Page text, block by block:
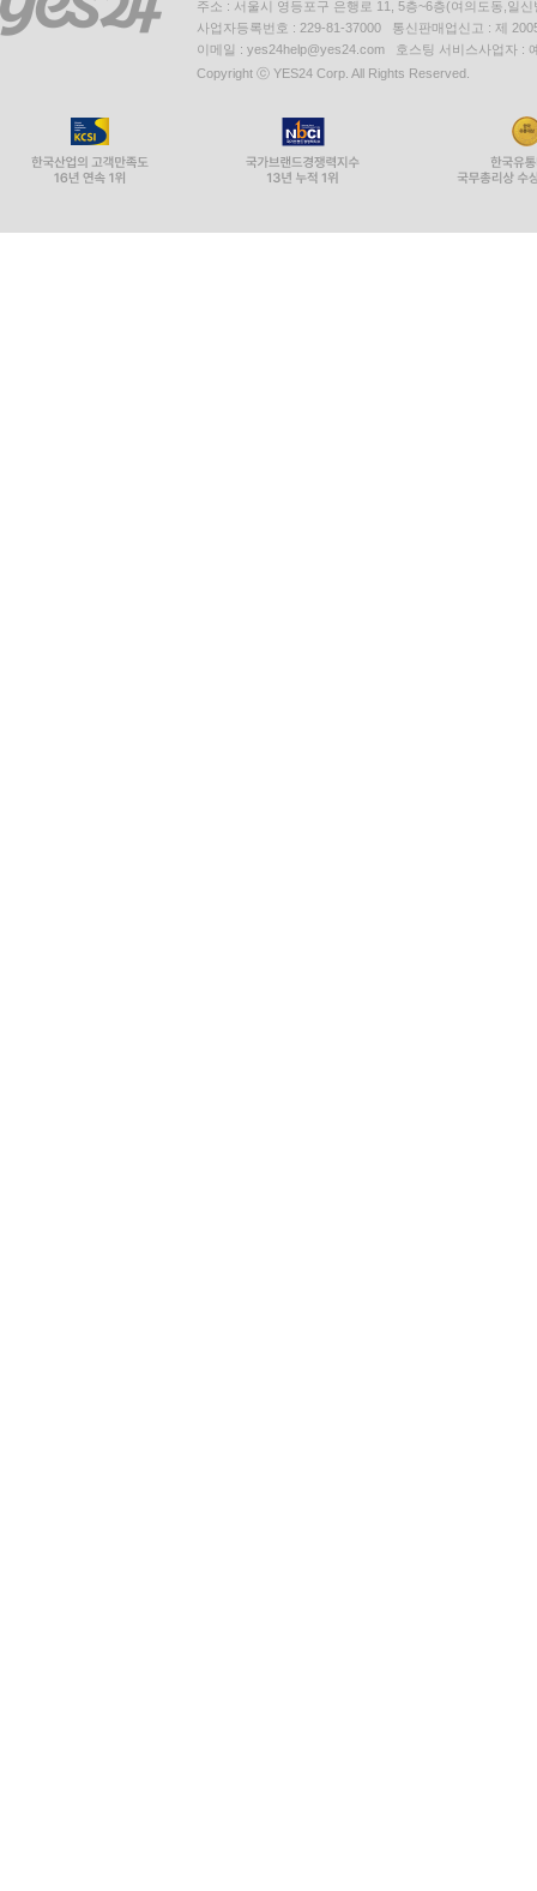
주소 : 서울시 영등포구 은행로 11, 5층~6층(여의도동,일신
사업자등록번호 : 229-81-37000 통신판매업신고 : 제
이메일 : yes24help@yes24.com 호스팅 서비스사업자 :
Copyright ⓒ YES24 Corp. All Rights Reserved.